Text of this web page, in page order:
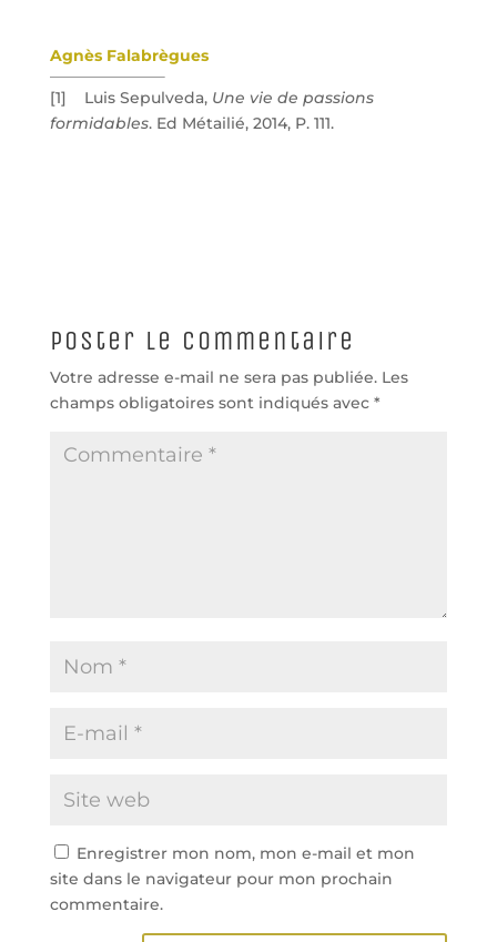
Agnès Falabrègues
[1] Luis Sepulveda, Une vie de passions
formidables. Ed Métailié, 2014, P. 111.
Poster le commentaire
Votre adresse e-mail ne sera pas publiée. Les
champs obligatoires sont indiqués avec *
Enregistrer mon nom, mon e-mail et mon
site dans le navigateur pour mon prochain
commentaire.